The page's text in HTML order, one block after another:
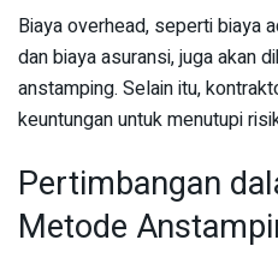
Biaya overhead, seperti biaya
dan biaya asuransi, juga akan
anstamping. Selain itu,
keuntungan untuk menutupi
Pertimbangan
Metode